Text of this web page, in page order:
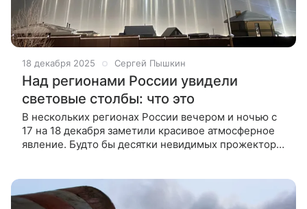
18 декабря 2025 Сергей Пышкин
Над регионами России увидели
световые столбы: что это
В нескольких регионах России вечером и ночью с
17 на 18 декабря заметили красивое атмосферное
явление. Будто бы десятки невидимых прожекторов